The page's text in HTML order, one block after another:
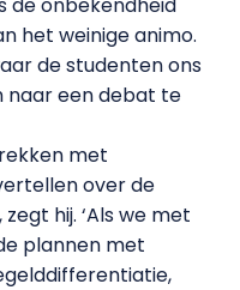
het weinige animo.
de studenten ons
naar een debat te
met
over de
hij. ‘Als we met
plannen met